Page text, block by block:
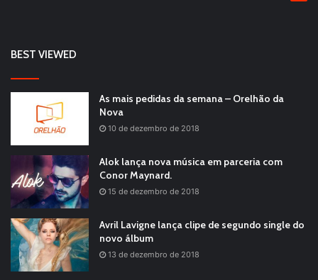
BEST VIEWED
As mais pedidas da semana – Orelhão da
Nova
10 de dezembro de 2018
Alok lança nova música em parceria com
Conor Maynard.
15 de dezembro de 2018
Avril Lavigne lança clipe de segundo single do
novo álbum
13 de dezembro de 2018